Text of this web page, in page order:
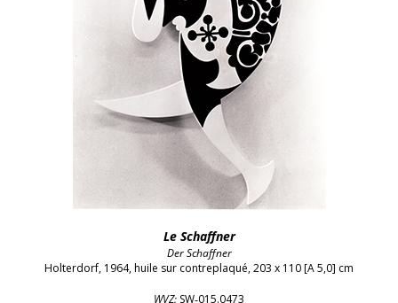
Le Schaffner
Der Schaffner
Holterdorf, 1964, huile sur contreplaqué, 203 x 110 [A 5,0] cm
WVZ: SW‑015.0473